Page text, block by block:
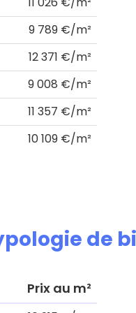
9 789 €/m²
12 371 €/m²
9 008 €/m²
11 357 €/m²
10 109 €/m²
de
Prix au m²